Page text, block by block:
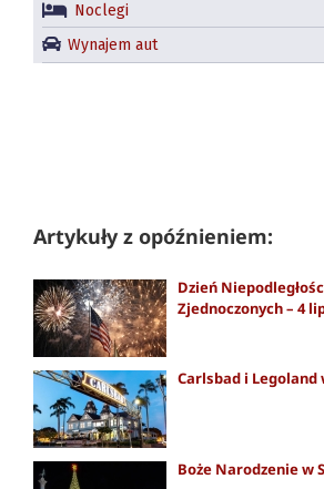
Noclegi
Wynajem aut
Artykuły z opóźnieniem:
Dzień
Zjednoczonych – 4
Carlsbad i
Boże Narodzenie w